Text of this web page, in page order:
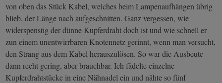
von oben das Stück Kabel, welches beim Lampenaufhängen übrig
blieb. der Länge nach aufgeschnitten. Ganz vergessen, wie
widerspenstig der dünne Kupferdraht doch ist und wie schnell er
zun einem unentwirrbaren Knotennetz gerinnt, wenn man versucht,
den Strang aus dem Kabel herauszulösen. So war die Ausbeute
dann recht gering, aber brauchbar. Ich fädelte einzelne
Kupferdrahtstücke in eine Nähnadel ein und nähte so fünf